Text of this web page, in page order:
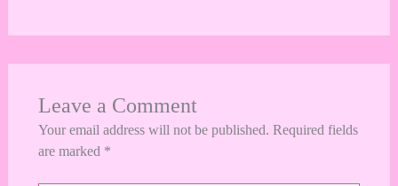
Leave a Comment
Your email address will not be published. Required fields
are marked *